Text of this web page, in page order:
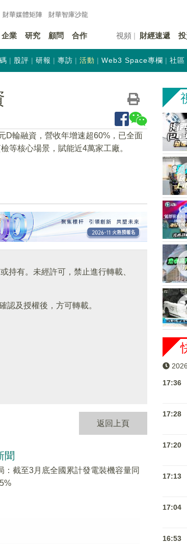
財華媒體矩陣 財華智庫沙龍
企業 研究 顧問 合作 視頻 財經速遞
股評 研報 專訪 活動 Web3 Space專欄 社區
D輪融資，營收年增速超60%，已全面
等核心場景，賦能近4萬家工廠。
持有。未經許可，禁止進行轉載、
認及授權後，方可轉載。
返回上頁
聞
：截至3月底全國累計發電裝機容量同
17:36
17:28
17:20
17:13
17:04
16:53